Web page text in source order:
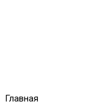
Главная